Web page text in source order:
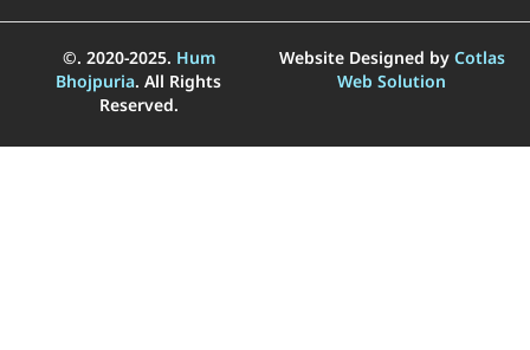
©. 2020-2025. Hum
Bhojpuria. All Rights
Reserved.
Website Designed by Cotlas
Web Solution